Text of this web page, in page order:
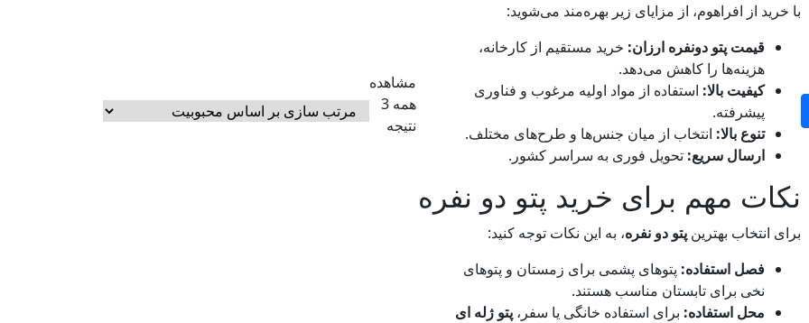
با خرید از افراهوم، از مزایای زیر بهره‌مند می‌شوید:
قیمت پتو دونفره ارزان: خرید مستقیم از کارخانه،
هزینه‌ها را کاهش می‌دهد.
کیفیت بالا: استفاده از مواد اولیه مرغوب و فناوری
پیشرفته.
تنوع بالا: انتخاب از میان جنس‌ها و طرح‌های مختلف.
ارسال سریع: تحویل فوری به سراسر کشور.
نکات مهم برای خرید پتو دو نفره
برای انتخاب بهترین پتو دو نفره، به این نکات توجه کنید:
فصل استفاده: پتوهای پشمی برای زمستان و پتوهای
نخی برای تابستان مناسب هستند.
محل استفاده: برای استفاده خانگی یا سفر، پتو ژله ای
مشاهده
همه 3
نتیجه